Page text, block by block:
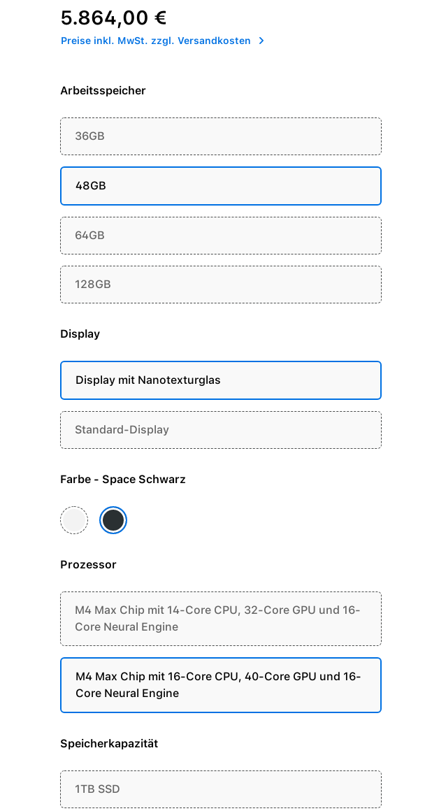
Regulärer Preis:
5.864,00 €
Preise inkl. MwSt. zzgl. Versandkosten
Arbeitsspeicher
36GB
48GB
64GB
128GB
Display
Display mit Nanotexturglas
Standard-Display
Farbe - Space Schwarz
Silber Space Schwarz
Prozessor
M4 Max Chip mit 14-Core CPU, 32-Core GPU und 16-
Core Neural Engine
M4 Max Chip mit 16-Core CPU, 40-Core GPU und 16-
Core Neural Engine
Speicherkapazität
1TB SSD